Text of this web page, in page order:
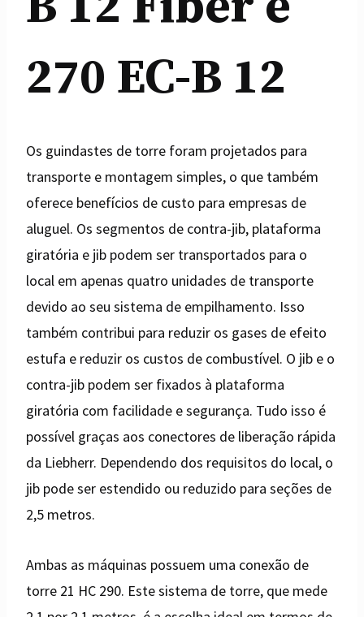
270 EC-B 12
Os guindastes de torre foram projetados para
transporte e montagem simples, o que também
oferece benefícios de custo para empresas de
aluguel. Os segmentos de contra-jib, plataforma
giratória e jib podem ser transportados para o
local em apenas quatro unidades de transporte
devido ao seu sistema de empilhamento. Isso
também contribui para reduzir os gases de efeito
estufa e reduzir os custos de combustível. O jib e o
contra-jib podem ser fixados à plataforma
giratória com facilidade e segurança. Tudo isso é
possível graças aos conectores de liberação rápida
da Liebherr. Dependendo dos requisitos do local, o
jib pode ser estendido ou reduzido para seções de
2,5 metros.
Ambas as máquinas possuem uma conexão de
torre 21 HC 290. Este sistema de torre, que mede